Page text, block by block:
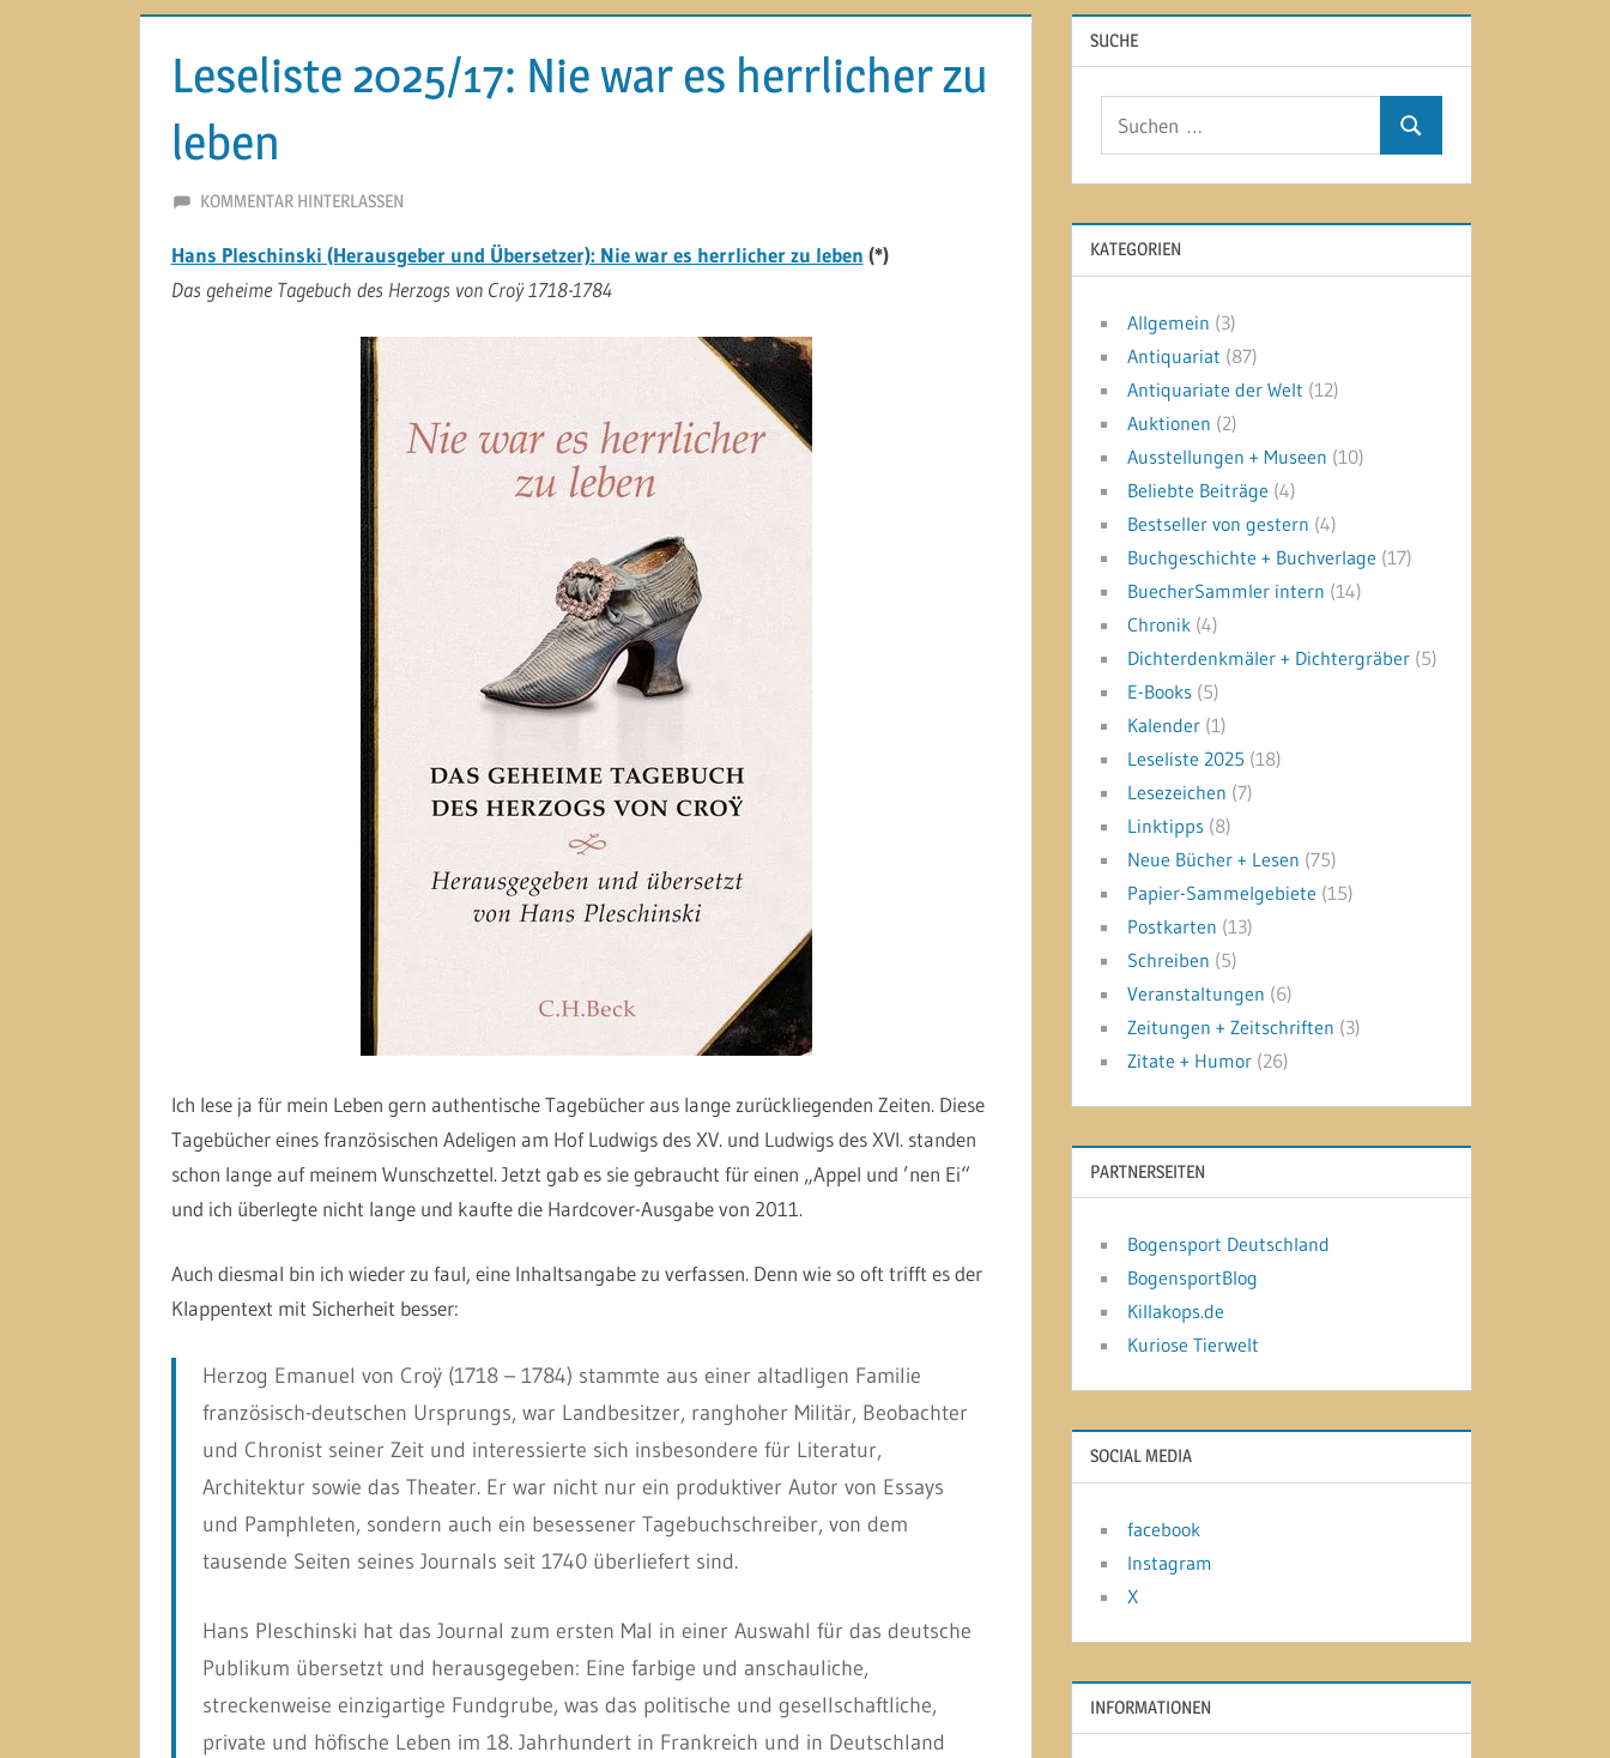
Leseliste 2025/17: Nie war es herrlicher zu
leben
2. OKTOBER 2025
MARTINA BERG
KOMMENTAR HINTERLASSEN
Hans Pleschinski (Herausgeber und Übersetzer): Nie war es herrlicher zu leben (*)
Das geheime Tagebuch des Herzogs von Croÿ 1718-1784
Ich lese ja für mein Leben gern authentische Tagebücher aus lange zurückliegenden Zeiten. Diese
Tagebücher eines französischen Adeligen am Hof Ludwigs des XV. und Ludwigs des XVI. standen
schon lange auf meinem Wunschzettel. Jetzt gab es sie gebraucht für einen „Appel und ’nen Ei“
und ich überlegte nicht lange und kaufte die Hardcover-Ausgabe von 2011.
Auch diesmal bin ich wieder zu faul, eine Inhaltsangabe zu verfassen. Denn wie so oft trifft es der
Klappentext mit Sicherheit besser:
Herzog Emanuel von Croÿ (1718 – 1784) stammte aus einer altadligen Familie
französisch-deutschen Ursprungs, war Landbesitzer, ranghoher Militär, Beobachter
und Chronist seiner Zeit und interessierte sich insbesondere für Literatur,
Architektur sowie das Theater. Er war nicht nur ein produktiver Autor von Essays
und Pamphleten, sondern auch ein besessener Tagebuchschreiber, von dem
tausende Seiten seines Journals seit 1740 überliefert sind.
Hans Pleschinski hat das Journal zum ersten Mal in einer Auswahl für das deutsche
Publikum übersetzt und herausgegeben: Eine farbige und anschauliche,
streckenweise einzigartige Fundgrube, was das politische und gesellschaftliche,
private und höfische Leben im 18. Jahrhundert in Frankreich und in Deutschland
SUCHE
Suchen
KATEGORIEN
Allgemein (3)
Antiquariat (87)
Antiquariate der Welt (12)
Auktionen (2)
Ausstellungen + Museen (10)
Beliebte Beiträge (4)
Bestseller von gestern (4)
Buchgeschichte + Buchverlage (17)
BuecherSammler intern (14)
Chronik (4)
Dichterdenkmäler + Dichtergräber (5)
E-Books (5)
Kalender (1)
Leseliste 2025 (18)
Lesezeichen (7)
Linktipps (8)
Neue Bücher + Lesen (75)
Papier-Sammelgebiete (15)
Postkarten (13)
Schreiben (5)
Veranstaltungen (6)
Zeitungen + Zeitschriften (3)
Zitate + Humor (26)
PARTNERSEITEN
Bogensport Deutschland
BogensportBlog
Killakops.de
Kuriose Tierwelt
SOCIAL MEDIA
facebook
Instagram
X
INFORMATIONEN